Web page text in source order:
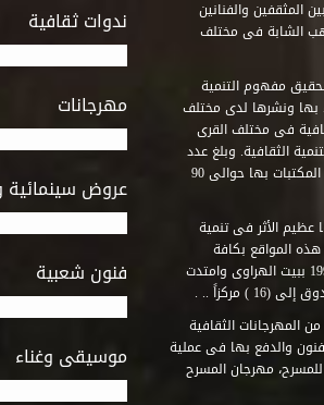
ندوات ثقافية
مهرجانات
عروض سينمائية
فنون شعبية
موسيقى وغناء
المثقفين والفنانين
الشابة فى مختلف
مفهوم التنمية
بها ونشرها لدى مختلف
فى مختلف القرى
الثقافية. وبلغ عدد
المكتبات التى أنشأها الصندوق فى أماكن لم يكن من المتصور إقامة مثل هذه المكتبات بها حوالى 90
عظيم الأثر فى تنمية
المواقع بكافة
المتطلبات التى تكفل لها أداء دورها الثقافى والفنى. وقد بدأت التجربة عام 1996 ببيت الهراوى وامتدت
) مركزاً .. .
المهرجانات الثقافية
والدفع بها فى عملية
مهرجان المسرح